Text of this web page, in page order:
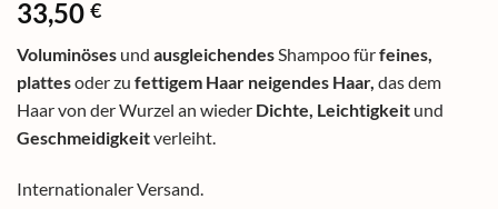
Bewertet
mit5von
auf
2
Kundenbewertungen
33,50 €
Voluminöses und ausgleichendesShampoo fürfeines,
plattesoder zu fettigem Haar neigendes Haar, das dem
Haar von der Wurzel an wieder Dichte, Leichtigkeit und
Geschmeidigkeitverleiht.
Internationaler Versand.